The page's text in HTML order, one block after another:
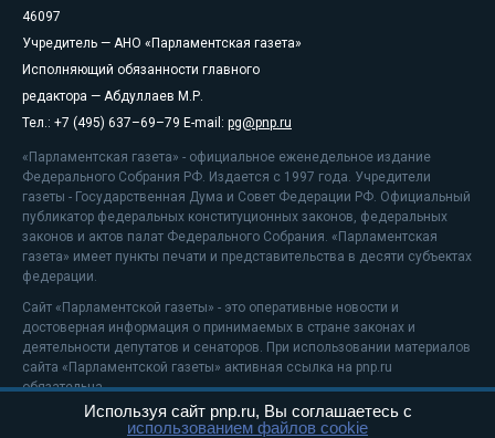
46097
Учредитель — АНО «Парламентская газета»
Исполняющий обязанности главного
редактора — Абдуллаев М.Р.
Тел.: +7 (495) 637–69–79 E-mail: pg@pnp.ru
«Парламентская газета» - официальное еженедельное издание
Федерального Собрания РФ. Издается с 1997 года. Учредители
газеты - Государственная Дума и Совет Федерации РФ. Официальный
публикатор федеральных конституционных законов, федеральных
законов и актов палат Федерального Собрания. «Парламентская
газета» имеет пункты печати и представительства в десяти субъектах
федерации.
Сайт «Парламентской газеты» - это оперативные новости и
достоверная информация о принимаемых в стране законах и
деятельности депутатов и сенаторов. При использовании материалов
сайта «Парламентской газеты» активная ссылка на pnp.ru
обязательна.
На информационном ресурсе применяютсярекомендательные
Используя сайт pnp.ru, Вы соглашаетесь с
использованием файлов cookie